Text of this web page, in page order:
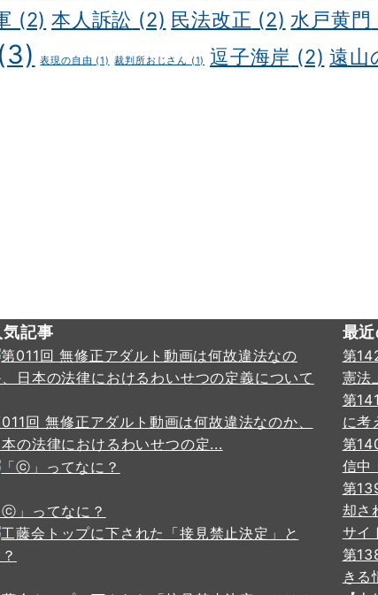
(2) 本人訴訟 (2) 民法改正 (2) 水戸黄門
(3) 表現の自由 (1) 裁判所おじさん (1) 逗子海岸 (2) 遠山
気記事
回 無修正アダルト動画は何故違法なのか、
本の法律におけるわいせつの定...
ⓒ」ってなに？
最
第
憲法
第
に考
第
信中
第
却さ
サイ
第
きる